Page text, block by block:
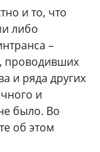
и то, что
либо
–
проводивших
и ряда других
и
было. Во
об этом